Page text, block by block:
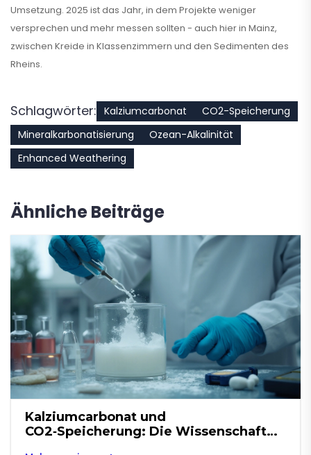
Umsetzung. 2025 ist das Jahr, in dem Projekte weniger
versprechen und mehr messen sollten - auch hier in Mainz,
zwischen Kreide in Klassenzimmern und den Sedimenten des
Rheins.
Schlagwörter: Kalziumcarbonat
CO2-Speicherung
Mineralkarbonatisierung
Ozean-Alkalinität
Enhanced Weathering
Ähnliche Beiträge
Kalziumcarbonat und
CO2‑Speicherung: Die Wissenschaft